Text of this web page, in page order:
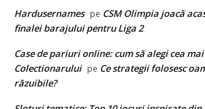
Hardusernames pe CSM Olimpia joacă
finalei barajului pentru Liga 2
Case de pariuri online: cum să alegi cea
Colectionarului pe Ce strategii folosesc
răzuibile?